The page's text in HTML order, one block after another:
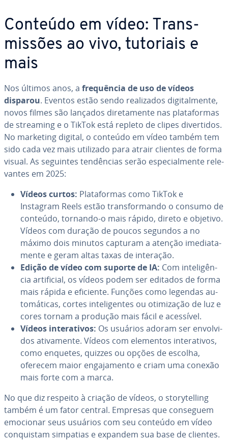
Conteúdo em vídeo: Trans­
mis­sões ao vivo, tutoriais e
mais
Nos últimos anos, a frequên­cia de uso de vídeos
disparou. Eventos estão sendo re­a­li­za­dos di­gi­tal­mente,
novos filmes são lançados di­re­ta­mente nas pla­ta­for­mas
de streaming e o TikTok está repleto de clipes di­ver­ti­dos.
No marketing digital, o conteúdo em vídeo também tem
sido cada vez mais utilizado para atrair clientes de forma
visual. As seguintes ten­dên­cias serão es­pe­ci­al­mente re­le­
van­tes em 2025:
Vídeos curtos: Pla­ta­for­mas como TikTok e
Instagram Reels estão trans­for­mando o consumo de
conteúdo, tornando-o mais rápido, direto e objetivo.
Vídeos com duração de poucos segundos a no
máximo dois minutos capturam a atenção ime­di­a­ta­
mente e geram altas taxas de interação.
Edição de vídeo com suporte de IA: Com in­te­li­gên­
cia ar­ti­fi­cial, os vídeos podem ser editados de forma
mais rápida e eficiente. Funções como legendas au­
to­má­ti­cas, cortes in­te­li­gen­tes ou oti­mi­za­ção de luz e
cores tornam a produção mais fácil e acessível.
Vídeos in­te­ra­ti­vos: Os usuários adoram ser en­vol­vi­
dos ati­va­mente. Vídeos com elementos in­te­ra­ti­vos,
como enquetes, quizzes ou opções de escolha,
oferecem maior en­ga­ja­mento e criam uma conexão
mais forte com a marca.
No que diz respeito à criação de vídeos, o story­tel­ling
também é um fator central. Empresas que conseguem
emocionar seus usuários com seu conteúdo em vídeo
con­quis­tam simpatias e expandem sua base de clientes.